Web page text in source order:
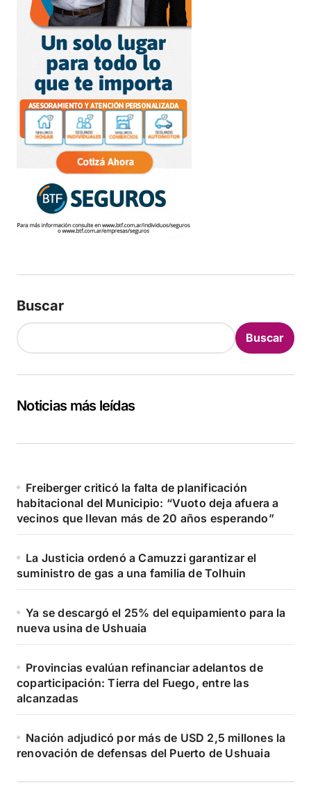
Buscar
Buscar
Noticias más leídas
Freiberger criticó la falta de planificación
habitacional del Municipio: “Vuoto deja afuera a
vecinos que llevan más de 20 años esperando”
La Justicia ordenó a Camuzzi garantizar el
suministro de gas a una familia de Tolhuin
Ya se descargó el 25% del equipamiento para la
nueva usina de Ushuaia
Provincias evalúan refinanciar adelantos de
coparticipación: Tierra del Fuego, entre las
alcanzadas
Nación adjudicó por más de USD 2,5 millones la
renovación de defensas del Puerto de Ushuaia